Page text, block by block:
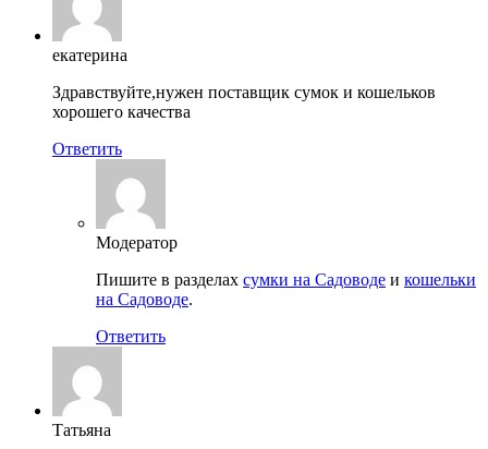
екатерина
Здравствуйте,нужен поставщик сумок и кошельков
хорошего качества
Ответить
Модератор
Пишите в разделах сумки на Садоводе и кошельки
на Садоводе.
Ответить
Татьяна